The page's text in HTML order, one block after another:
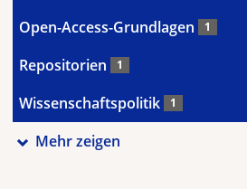
Open-Access-Grundlagen 1
Repositorien 1
Wissenschaftspolitik 1
Mehr zeigen